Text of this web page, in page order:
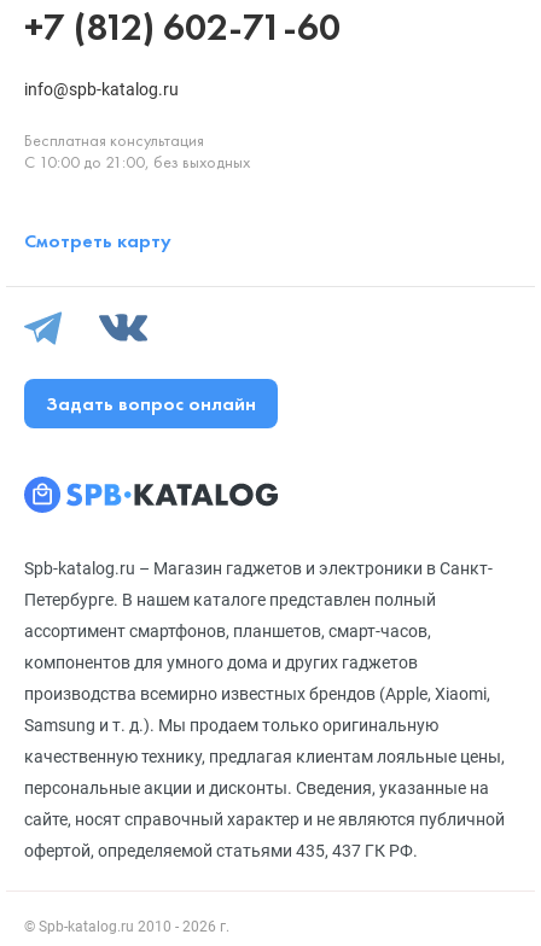
Spb-katalog.ru – Магазин гаджетов и электроники в Санкт-
Петербурге. В нашем каталоге представлен полный
ассортимент смартфонов, планшетов, смарт-часов,
компонентов для умного дома и других гаджетов
производства всемирно известных брендов (Apple, Xiaomi,
Samsung и т. д.). Мы продаем только оригинальную
качественную технику, предлагая клиентам лояльные цены,
персональные акции и дисконты. Сведения, указанные на
сайте, носят справочный характер и не являются публичной
офертой, определяемой статьями 435, 437 ГК РФ.
© Spb-katalog.ru 2010 - 2026 г.
+7 (812) 602-71-60
info@spb-katalog.ru
Бесплатная консультация
С 10:00 до 21:00, без выходных
Смотреть карту
Задать вопрос онлайн